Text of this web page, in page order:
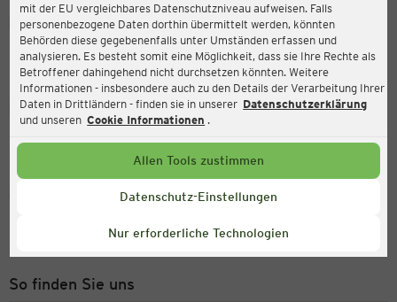
mit der EU vergleichbares Datenschutzniveau aufweisen. Falls
personenbezogene Daten dorthin übermittelt werden, könnten
Behörden diese gegebenenfalls unter Umständen erfassen und
analysieren. Es besteht somit eine Möglichkeit, dass sie Ihre Rechte als
Betroffener dahingehend nicht durchsetzen könnten. Weitere
Informationen - insbesondere auch zu den Details der Verarbeitung Ihrer
Daten in Drittländern - finden sie in unserer Datenschutzerklärung
und unseren Cookie Informationen .
Allen Tools zustimmen
Datenschutz-Einstellungen
Nur erforderliche Technologien
Ernsting's family
Lange Straße 10, 24306 Plön
Aktuell:
Geöffnet
Service Hotline
Montag bis Freitag 8-18 Uhr
So finden Sie uns